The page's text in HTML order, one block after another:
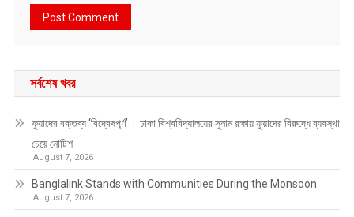
সর্বশেষ খবর
ফুয়াদের বক্তব্য ‘বিদ্বেষপূর্ণ’ : ঢাকা বিশ্ববিদ্যালয়ের সুনাম রক্ষায় ফুয়াদের বিরুদ্ধে ব্যবস্থা
চেয়ে নোটিশ
August 7, 2026
Banglalink Stands with Communities During the Monsoon
August 7, 2026